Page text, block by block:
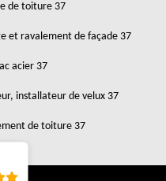
de toiture 37
et ravalement de façade 37
acier 37
installateur de velux 37
de toiture 37